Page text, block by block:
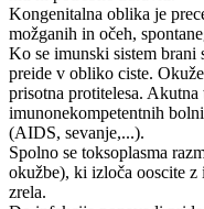
Kongenitalna oblika je
možganih in očeh,
Ko se imunski sistem brani
preide v obliko ciste.
prisotna protitelesa.
imunonekompetentnih
(AIDS, sevanje,...).
Spolno se toksoplasma
okužbe), ki izloča ooscite z
zrela.